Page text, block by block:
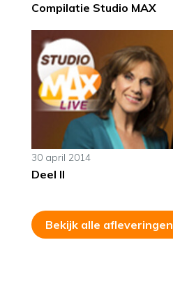
Compilatie Studio MAX
30 april 2014
Deel II
Bekijk alle afleveringen